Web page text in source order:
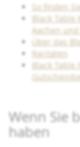
So finden
Black
Aachen und
Über das
Raritäten
Black
Wenn Sie
haben